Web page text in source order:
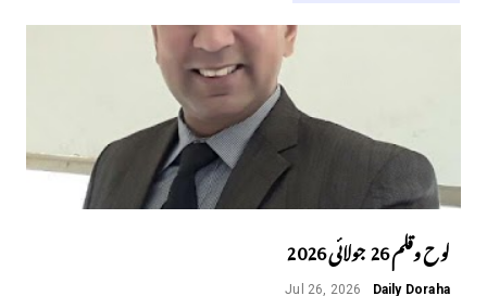
لوح وقلم 26 جولائی 2026
Daily Doraha
Jul 26, 2026